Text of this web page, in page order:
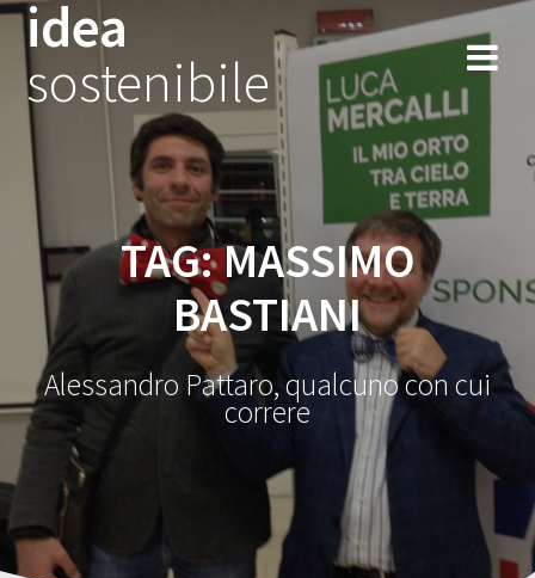
al
contenuto
idea
sostenibile
TAG:MASSIMO
BASTIANI
Alessandro Pattaro, qualcuno con cui
correre